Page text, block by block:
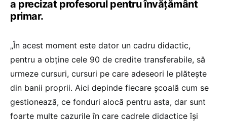
a precizat profesorul pentru învățământ
primar.
„În acest moment este dator un cadru didactic,
pentru a obține cele 90 de credite transferabile, să
urmeze cursuri, cursuri pe care adeseori le plătește
din banii proprii. Aici depinde fiecare școală cum se
gestionează, ce fonduri alocă pentru asta, dar sunt
foarte multe cazurile în care cadrele didactice își